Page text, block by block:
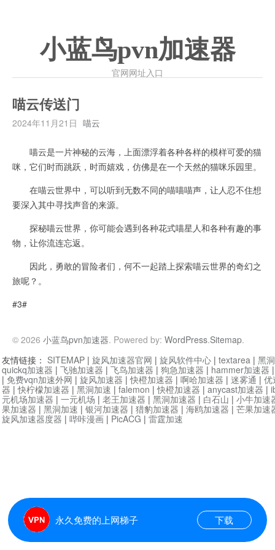
小蓝鸟pvn加速器
官网网址入口
喵云传送门
2024年11月21日 喵云
喵云是一片神秘的云海，上面漂浮着各种各样的模样可爱的猫
咪，它们时而跳跃，时而嬉戏，仿佛是在一个天然的猫咪乐园里。
在喵云世界中，可以听到无数不同的喵喵喵声，让人忍不住想
要深入其中寻找声音的来源。
探秘喵云世界，你可能会遇到各种花式喵星人和各种有趣的事
物，让你流连忘返。
因此，勇敢的冒险者们，何不一起踏上探索喵云世界的奇幻之
旅呢？。
#3#
© 2026 小蓝鸟pvn加速器. Powered by: WordPress.Sitemap.
永久免费的上网梯子 下载
友情链接： SITEMAP | 旋风加速器官网 | 旋风软件中心 | textarea | 黑
quickq加速器 | 飞驰加速器 | 飞鸟加速器 | 狗急加速器 | hammer加速器
| 免费vqn加速外网 | 旋风加速器 |快橙加速器 | 啊哈加速器 | 迷雾通 | 优
器 |快柠檬加速器 | 黑洞加速 | falemon |快橙加速器 | anycast加速器 |
元机场加速器 | 一元机场 | 老王加速器 | 黑洞加速器 | 白石山 | 小牛加速
果加速器 | 黑洞加速 | 银河加速器 | 猎豹加速器 | 海鸥加速器 | 芒果加速
旋风加速器度器 | 哔咔漫画 | PicACG | 雷霆加速